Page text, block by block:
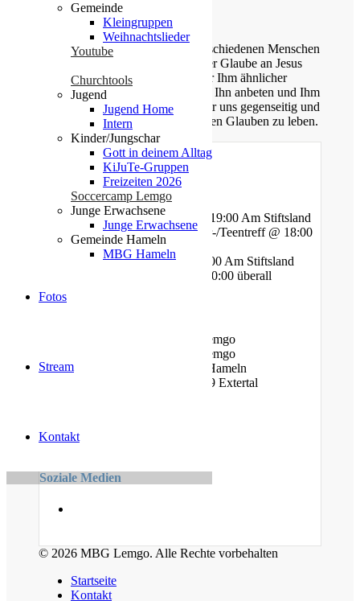
Gemeinde
Kleingruppen
Weihnachtslieder
Youtube
Churchtools
Jugend
Jugend Home
Intern
Kinder/Jungschar
Gott in deinem Alltag
KiJuTe-Gruppen
Freizeiten 2026
Soccercamp Lemgo
Junge Erwachsene
Junge Erwachsene
Gemeinde Hameln
MBG Hameln
Fotos
Stream
Kontakt
Unsere Gemeinde besteht aus verschiedenen Menschen
jeden Alters, die eins verbindet: der Glaube an Jesus
Christus. Gemeinsam möchten wir Ihm ähnlicher
werden, Sein Wort kennen lernen, Ihn anbeten und Ihm
nachfolgen. Dabei unterstützen wir uns gegenseitig und
ermutigen uns auch im Alltag diesen Glauben zu leben.
Gottesdienste
Mittwoch - Bibelstunde @ 19:00 Am Stiftsland
Freitag - Gebet und Kinder-/Teentreff @ 18:00
Am Bauhof
Freitag - Jugendtreff @ 20:00 Am Stiftsland
Sonntag - Gottesdienst @ 10:00 überall
Am Bauhof 14A, 32657 Lemgo
Am Stiftsland 19, 32657 Lemgo
Cumberlandstr. 19, 31789 Hameln
Linderhofer Straße 7, 32699 Extertal
kontakt (at) mbglemgo.de
Soziale Medien
© 2026 MBG Lemgo. Alle Rechte vorbehalten
Startseite
Kontakt